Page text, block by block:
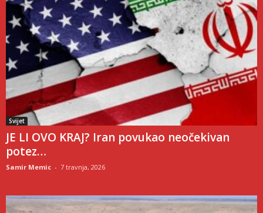
Svijet
JE LI OVO KRAJ? Iran povukao neočekivan
potez…
Samir Memic - 7 travnja, 2026